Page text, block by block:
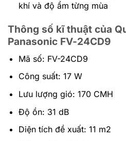
khí và độ ẩm từng mùa
Thông số kĩ thuật của
Panasonic FV-24CD9
Mã số: FV-24CD9
Công suất: 17 W
Lưu lượng gió: 170 CMH
Độ ồn: 31 dB
Diện tích đề xuất: 11 m2